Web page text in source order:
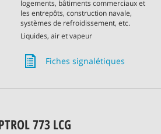
logements, bâtiments commerciaux et
les entrepôts, construction navale,
systèmes de refroidissement, etc.
Liquides, air et vapeur
Fiches signalétiques
773 LCG